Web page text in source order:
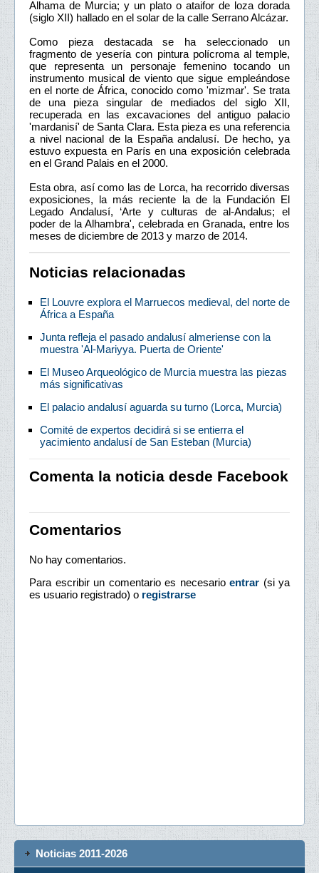
Alhama de Murcia; y un plato o ataifor de loza dorada
(siglo XII) hallado en el solar de la calle Serrano Alcázar.
Como pieza destacada se ha seleccionado un
fragmento de yesería con pintura polícroma al temple,
que representa un personaje femenino tocando un
instrumento musical de viento que sigue empleándose
en el norte de África, conocido como 'mizmar'. Se trata
de una pieza singular de mediados del siglo XII,
recuperada en las excavaciones del antiguo palacio
'mardanisí' de Santa Clara. Esta pieza es una referencia
a nivel nacional de la España andalusí. De hecho, ya
estuvo expuesta en París en una exposición celebrada
en el Grand Palais en el 2000.
Esta obra, así como las de Lorca, ha recorrido diversas
exposiciones, la más reciente la de la Fundación El
Legado Andalusí, ‘Arte y culturas de al-Andalus; el
poder de la Alhambra', celebrada en Granada, entre los
meses de diciembre de 2013 y marzo de 2014.
Noticias relacionadas
El Louvre explora el Marruecos medieval, del norte de
África a España
Junta refleja el pasado andalusí almeriense con la
muestra 'Al-Mariyya. Puerta de Oriente'
El Museo Arqueológico de Murcia muestra las piezas
más significativas
El palacio andalusí aguarda su turno (Lorca, Murcia)
Comité de expertos decidirá si se entierra el
yacimiento andalusí de San Esteban (Murcia)
Comenta la noticia desde Facebook
Comentarios
No hay comentarios.
Para escribir un comentario es necesario entrar (si ya
es usuario registrado) o registrarse
Noticias 2011-2026